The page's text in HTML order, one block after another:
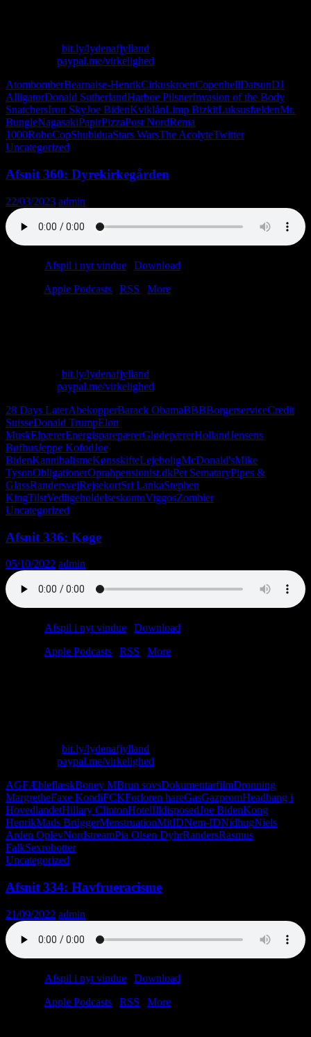
bit.ly/lydenafjylland
paypal.me/virkelighed
AtombomberBearnaise-HenrikCirkuskroenCopenhellDatsunDJ
AlligatorDonald SutherlandHarboe PilsnerInvasion of the Body
SnatchersIron SkyJoe BidenKviklånLimp BizkitLuksusfældenMr.
BungleNagasakiPapirPizzaPost NordRema
1000RoboCopShubiduaStars WarsThe AcolyteTwitter
Uncategorized
Afsnit 360: Dyrekirkegården
22/03/2023 admin
Afspil i nyt vindue Download
Apple Podcasts RSS
More
bit.ly/lydenafjylland
paypal.me/virkelighed
28 Days LaterAbekopperBarack ObamaBBBBorgerserviceCredit
SuisseDonald TrumpElon
MuskElpærerEnergisparepærerGlødepærerHollandJensens
BøfhusJeppe KofodJoe
BidenKannibalismeKønsskifteLejeboligMcDonald'sMike
TysonObligationerOprahpensionist.dkPet SemataryPipes &
GlassRandersvejRejsekortSri LankaStephen
KingTilstVedligeholdelseskontoViggosZombier
Uncategorized
Afsnit 336: Køge
05/10/2022 admin
Afspil i nyt vindue Download
Apple Podcasts RSS
More
bit.ly/lydenafjylland
paypal.me/virkelighed
AGFÆbleflæskBoney MBrun sovsDokumentarfilmDronning
MargretheFaxe KondiFCKForloren hareGasGazpromHeadbang i
HovedlandetHillary ClintonHotelIlldisposedJoe BidenKong
HenrikMads BrüggerMenstruationMitIDNem-IDNidhugNiels
Arden OplevNordstreamPia Olsen DyhrRandersRasmus
FalkSexrobotter
Uncategorized
Afsnit 334: Havfrueracisme
21/09/2022 admin
Afspil i nyt vindue Download
Apple Podcasts RSS
More